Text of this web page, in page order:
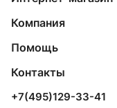
Компания
Помощь
Контакты
+7(495)129-33-41